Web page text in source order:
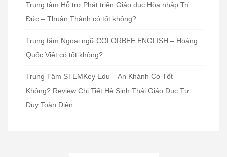
Trung tâm Hỗ trợ Phát triển Giáo dục Hòa nhập Trí
Đức – Thuận Thành có tốt không?
Trung tâm Ngoại ngữ COLORBEE ENGLISH – Hoàng
Quốc Việt có tốt không?
Trung Tâm STEMKey Edu – An Khánh Có Tốt
Không? Review Chi Tiết Hệ Sinh Thái Giáo Dục Tư
Duy Toàn Diện